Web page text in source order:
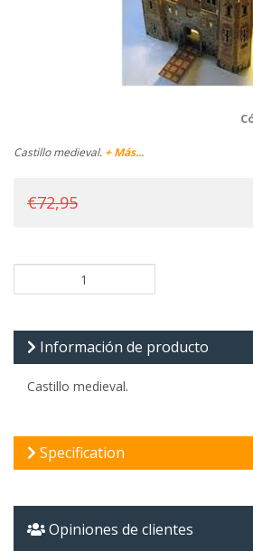
Castillo medieval. + Más...
€72,95
Información de producto
Castillo medieval.
Specification
Opiniones de clientes